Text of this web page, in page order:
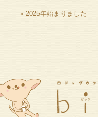
« 2025年始まりました